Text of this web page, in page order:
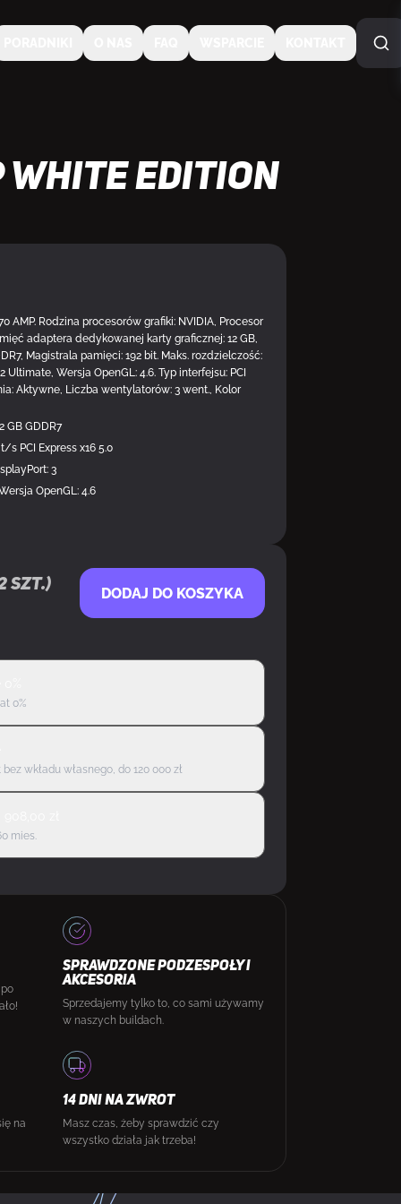
White Edition
AMP. Rodzina procesorów grafiki: NVIDIA, Procesor
adaptera dedykowanej karty graficznej: 12 GB,
Magistrala pamięci: 192 bit. Maks. rozdzielczość:
Ultimate, Wersja OpenGL: 4.6. Typ interfejsu: PCI
Aktywne, Liczba wentylatorów: 3 went., Kolor
GB GDDR7
s PCI Express x16 5.0
3
OpenGL: 4.6
szt.) DODAJ DO KOSZYKA
0%
wkładu własnego, do 120 000 zł
mies.
SPRAWDZONE PODZESPOŁY I
AKCESORIA
Sprzedajemy tylko to, co sami używamy
w naszych buildach.
na
14 DNI NA ZWROT
Masz czas, żeby sprawdzić czy
wszystko działa jak trzeba!